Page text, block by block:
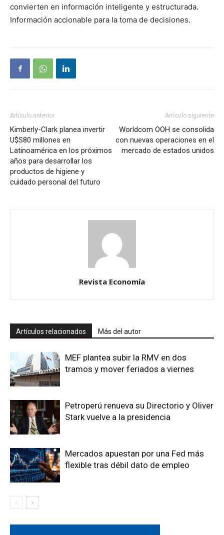
convierten en información inteligente y estructurada.
Información accionable para la toma de decisiones.
Artículo anterior
Kimberly-Clark planea invertir
U$S80 millones en
Latinoamérica en los próximos
años para desarrollar los
productos de higiene y
cuidado personal del futuro
Artículo siguiente
Worldcom OOH se consolida
con nuevas operaciones en el
mercado de estados unidos
Revista Economía
Artículos relacionados Más del autor
MEF plantea subir la RMV en dos
tramos y mover feriados a viernes
Petroperú renueva su Directorio y Oliver
Stark vuelve a la presidencia
Mercados apuestan por una Fed más
flexible tras débil dato de empleo